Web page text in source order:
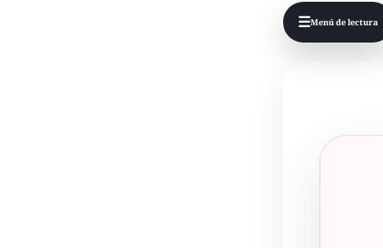
☰Menú de lectura